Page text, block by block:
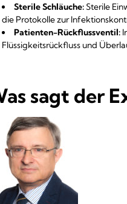
Sterile Schläuche:Sterile
die Protokolle zur
Patienten-Rückflussventil:
Flüssigkeitsrückfluss und
sagt der